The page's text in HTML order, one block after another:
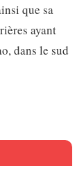
que sa
ayant
dans le sud